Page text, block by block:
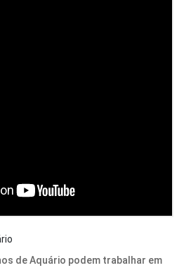
de Aquário podem trabalhar em